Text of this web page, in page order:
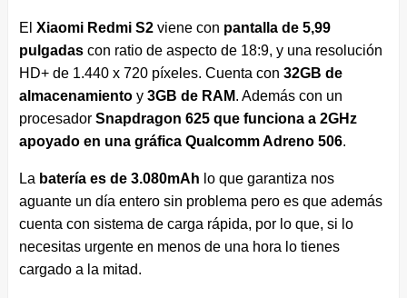
El Xiaomi Redmi S2 viene con pantalla de 5,99
pulgadascon ratio de aspecto de 18:9, y una resolución
HD+ de 1.440 x 720 píxeles. Cuenta con 32GB de
almacenamientoy 3GB de RAM. Además con un
procesador Snapdragon 625 que funciona a 2GHz
apoyado en una gráfica Qualcomm Adreno 506.
La batería es de 3.080mAh lo que garantiza nos
aguante un día entero sin problema pero es que además
cuenta con sistema de carga rápida, por lo que, si lo
necesitas urgente en menos de una hora lo tienes
cargado a la mitad.